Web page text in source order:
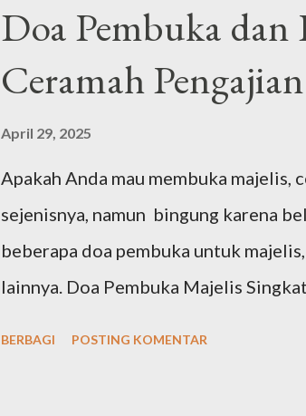
Doa Pembuka
Ceramah Pengajian
April 29, 2025
Apakah Anda mau membuka majelis,
sejenisnya, namun bingung karena
beberapa doa pembuka untuk
lainnya. Doa Pembuka Majelis Singkat الْحَمْدُ لِلّٰهِ الَّذِيْ هَدٰىنَا لِهٰذَاۗ وَمَا كُنَّا
BERBAGI POSTING KOMENTAR